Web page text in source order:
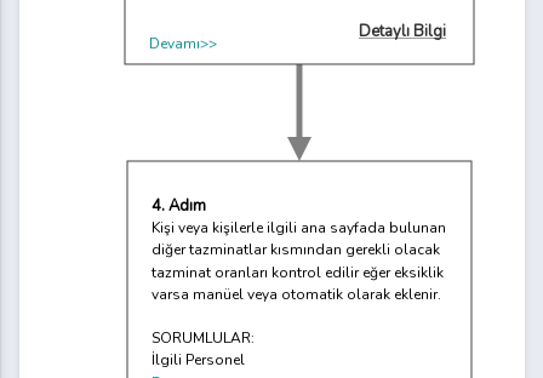
Detaylı Bilgi
Devamı>>
4. Adım
Kişi veya kişilerle ilgili ana sayfada bulunan
diğer tazminatlar kısmından gerekli olacak
tazminat oranları kontrol edilir eğer eksiklik
varsa manüel veya otomatik olarak eklenir.
SORUMLULAR:
İlgili Personel